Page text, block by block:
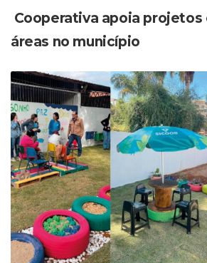
Cooperativa apoia projetos
áreas no município